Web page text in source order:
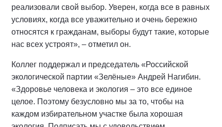
реализовали свой выбор. Уверен, когда все в равных
условиях, когда все уважительно и очень бережно
относятся к гражданам, выборы будут такие, которые
нас всех устроят», – отметил он.
Коллег поддержал и председатель «Российской
экологической партии «Зелёные» Андрей Нагибин.
«Здоровье человека и экология – это все единое
целое. Поэтому безусловно мы за то, чтобы на
каждом избирательном участке была хорошая